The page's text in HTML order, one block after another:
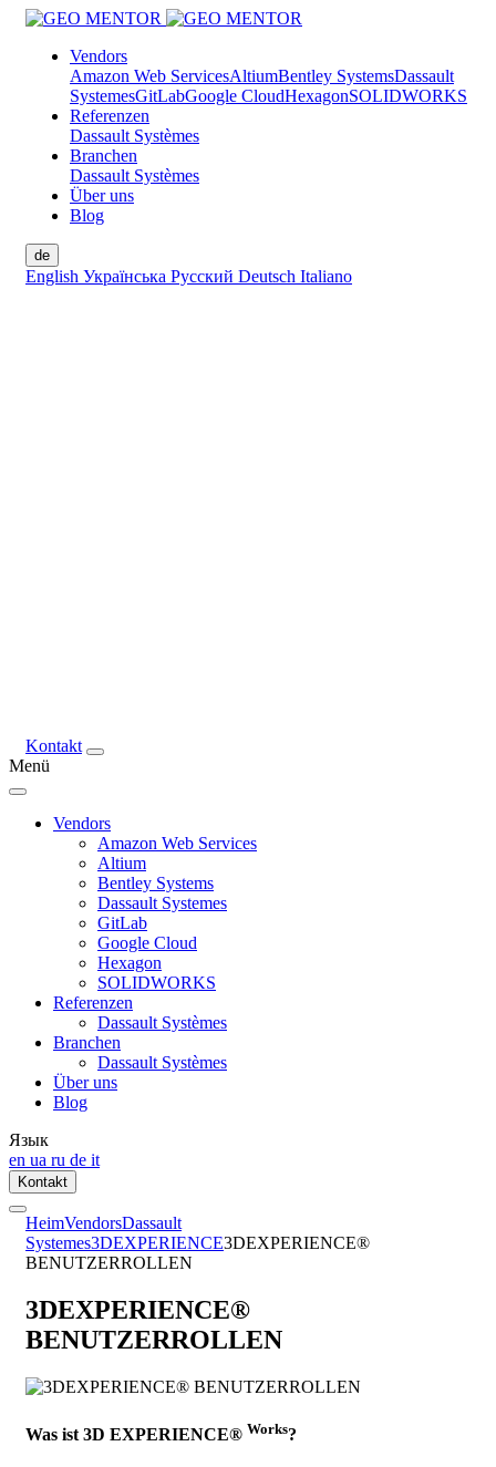
Vendors
Amazon Web ServicesAltiumBentley SystemsDassault
SystemesGitLabGoogle CloudHexagonSOLIDWORKS
Referenzen
Dassault Systèmes
Branchen
Dassault Systèmes
Über uns
Blog
de
English Українська Русский Deutsch Italiano
Kontakt
Menü
Vendors
Amazon Web Services
Altium
Bentley Systems
Dassault Systemes
GitLab
Google Cloud
Hexagon
SOLIDWORKS
Referenzen
Dassault Systèmes
Branchen
Dassault Systèmes
Über uns
Blog
Язык
en ua ru de it
Kontakt
HeimVendorsDassault
Systemes3DEXPERIENCE3DEXPERIENCE®
BENUTZERROLLEN
3DEXPERIENCE®
BENUTZERROLLEN
Was ist3D EXPERIENCE® Works?